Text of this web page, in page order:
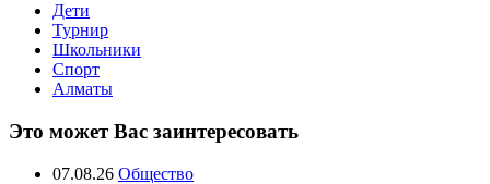
Дети
Турнир
Школьники
Спорт
Алматы
Это может Вас заинтересовать
07.08.26 Общество